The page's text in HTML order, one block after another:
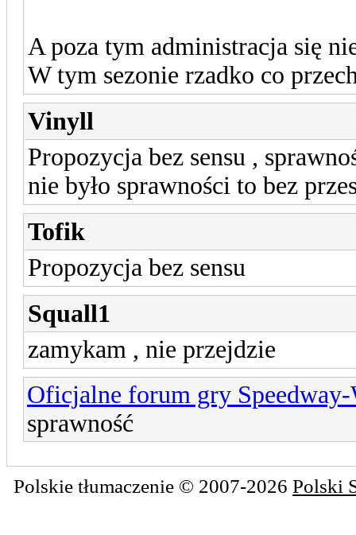
A poza tym administracja się
W tym sezonie rzadko co
Vinyll
Propozycja bez sensu ,
nie było sprawności to bez
Tofik
Propozycja bez sensu
Squall1
zamykam , nie przejdzie
Oficjalne forum gry
sprawność
Polskie tłumaczenie © 2007-2026 Polski